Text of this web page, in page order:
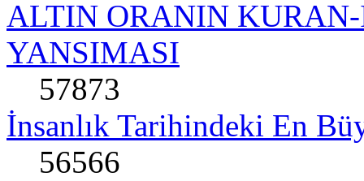
ALTIN ORANIN
YANSIMASI
57873
İnsanlık Tarihindeki En
56566